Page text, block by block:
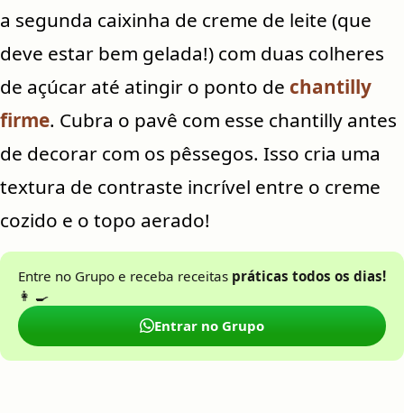
a segunda caixinha de creme de leite (que
deve estar bem gelada!) com duas colheres
de açúcar até atingir o ponto de chantilly
firme. Cubra o pavê com esse chantilly antes
de decorar com os pêssegos. Isso cria uma
textura de contraste incrível entre o creme
cozido e o topo aerado!
Entre no Grupo e receba receitas práticas todos os dias!
👩 🍳
Entrar no Grupo